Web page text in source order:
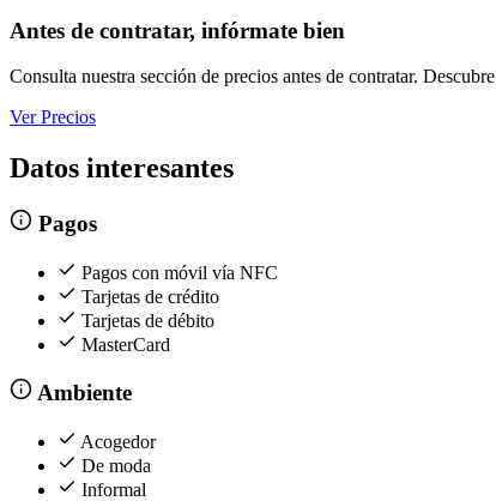
Antes de contratar, infórmate bien
Consulta nuestra sección de precios antes de contratar. Descubre
Ver Precios
Datos interesantes
Pagos
Pagos con móvil vía NFC
Tarjetas de crédito
Tarjetas de débito
MasterCard
Ambiente
Acogedor
De moda
Informal